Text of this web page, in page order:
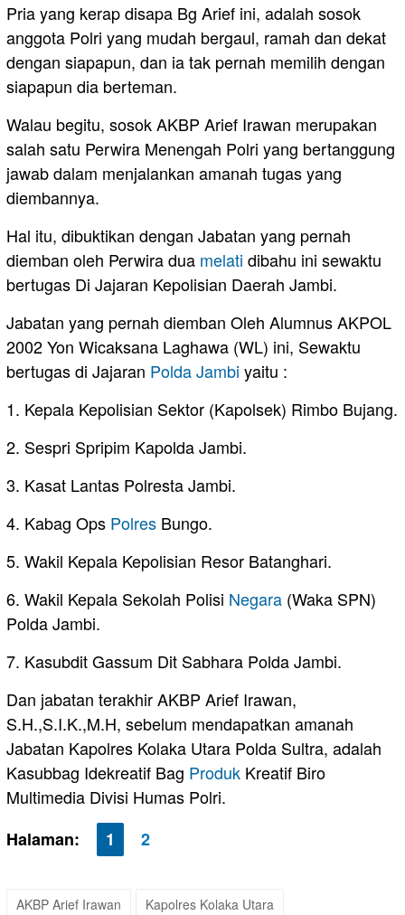
Pria yang kerap disapa Bg Arief ini, adalah sosok
anggota Polri yang mudah bergaul, ramah dan dekat
dengan siapapun, dan ia tak pernah memilih dengan
siapapun dia berteman.
Walau begitu, sosok AKBP Arief Irawan merupakan
salah satu Perwira Menengah Polri yang bertanggung
jawab dalam menjalankan amanah tugas yang
diembannya.
Hal itu, dibuktikan dengan Jabatan yang pernah
diemban oleh Perwira dua melati dibahu ini sewaktu
bertugas Di Jajaran Kepolisian Daerah Jambi.
Jabatan yang pernah diemban Oleh Alumnus AKPOL
2002 Yon Wicaksana Laghawa (WL) ini, Sewaktu
bertugas di Jajaran Polda Jambi yaitu :
1. Kepala Kepolisian Sektor (Kapolsek) Rimbo Bujang.
2. Sespri Spripim Kapolda Jambi.
3. Kasat Lantas Polresta Jambi.
4. Kabag Ops Polres Bungo.
5. Wakil Kepala Kepolisian Resor Batanghari.
6. Wakil Kepala Sekolah Polisi Negara (Waka SPN)
Polda Jambi.
7. Kasubdit Gassum Dit Sabhara Polda Jambi.
Dan jabatan terakhir AKBP Arief Irawan,
S.H.,S.I.K.,M.H, sebelum mendapatkan amanah
Jabatan Kapolres Kolaka Utara Polda Sultra, adalah
Kasubbag Idekreatif Bag Produk Kreatif Biro
Multimedia Divisi Humas Polri.
Halaman:
1 2
AKBP Arief Irawan Kapolres Kolaka Utara